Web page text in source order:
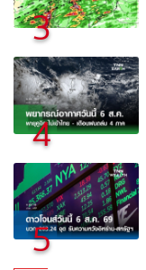
3
4
5